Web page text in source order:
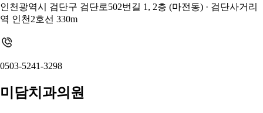
인천광역시 검단구 검단로502번길 1, 2층 (마전동) · 검단사거리
역 인천2호선 330m
0503-5241-3298
미담치과의원